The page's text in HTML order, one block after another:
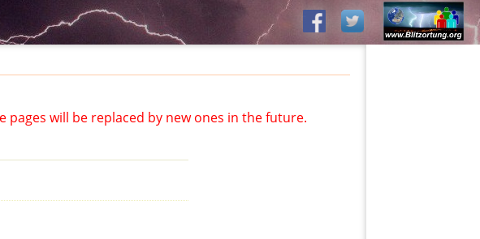
will be replaced by new ones in the future.